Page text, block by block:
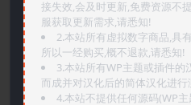
接失效,会及时更新,免费资源不
服获取更新需求,请悉知!
2.本站所有虚拟数字商品,具
所以一经购买,概不退款,请悉知!
3.本站所有WP主题或插件
而成并对汉化后的简体汉化进行
4.本站不提供任何源码(WP